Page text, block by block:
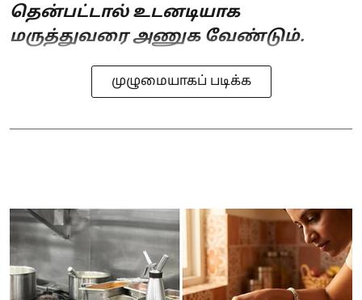
தென்பட்டால் உடனடியாக
மருத்துவரை அணுக வேண்டும்.
முழுமையாகப் படிக்க